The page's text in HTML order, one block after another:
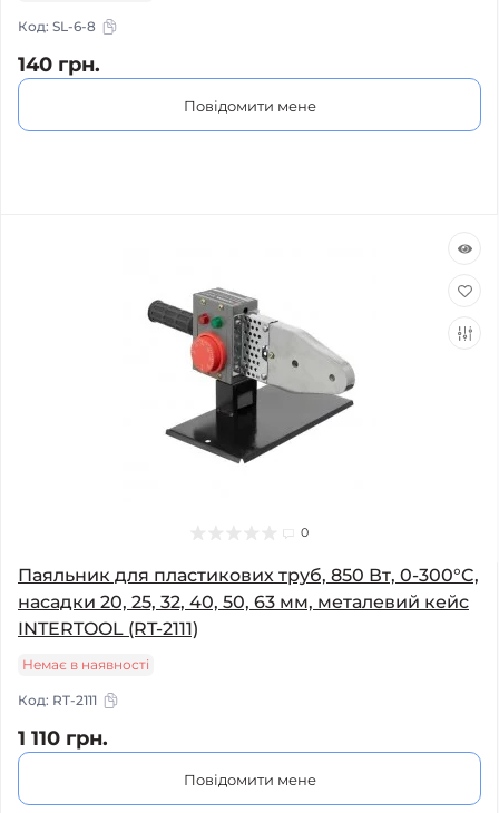
Код: SL-6-8
140 грн.
Повідомити мене
0
Паяльник для пластикових труб, 850 Вт, 0-300°C,
насадки 20, 25, 32, 40, 50, 63 мм, металевий кейс
INTERTOOL (RT-2111)
Немає в наявності
Код: RT-2111
1 110 грн.
Повідомити мене